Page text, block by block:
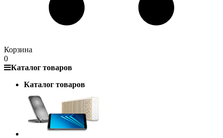
Корзина
0
Каталог товаров
Каталог товаров